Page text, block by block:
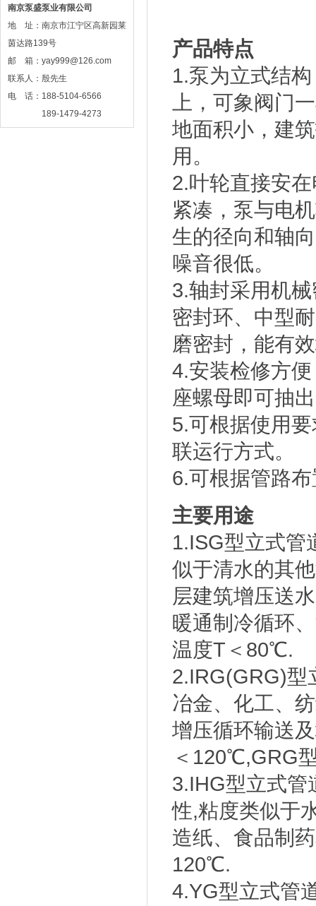
南京泵盛泵业有限公司
地 址：南京市江宁区高新园莱
茵达路139号
邮 箱：yay999@126.com
联系人：殷先生
电 话：188-5104-6566
189-1479-4273
产品特点
1.泵为立式结
上，可象阀门
地面积小，建
用。
2.叶轮直接安
紧凑，泵与电
生的径向和轴
噪音很低。
3.轴封采用机
密封环、中型
磨密封，能有
4.安装检修方
座螺母即可抽
5.可根据使用
联运行方式。
6.可根据管路
主要用途
1.ISG型立式管
似于清水的其
层建筑增压送
暖通制冷循环
温度T＜80℃.
2.IRG(GRG)型
冶金、化工、
增压循环输送
＜120℃,GRG
3.IHG型立式管
性,粘度类似于
造纸、食品制
120℃.
4.YG型立式管